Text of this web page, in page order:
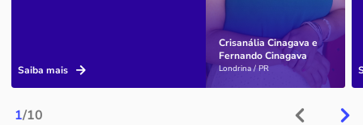
1/10
Crisanália Cinagava e
Fernando Cinagava
Londrina / PR
Saiba mais